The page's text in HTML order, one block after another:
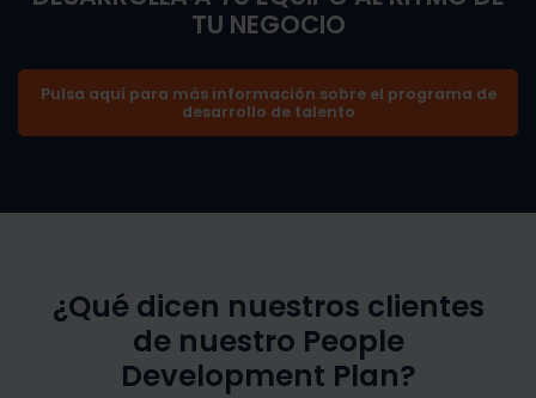
TU NEGOCIO
Pulsa aquí para más información sobre el programa de
desarrollo de talento
¿Qué dicen nuestros clientes
de nuestro People
Development Plan?